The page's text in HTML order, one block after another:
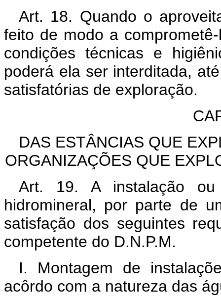
Art. 18. Quando o
feito de modo a
condições técnicas e
poderá ela ser interditada,
satisfatórias de exploração.
DAS ESTÂNCIAS QUE
ORGANIZAÇÕES QUE
Art. 19. A instalação ou
hidromineral, por parte de
satisfação dos seguintes
competente do D.N.P.M.
I. Montagem de
acôrdo com a natureza das